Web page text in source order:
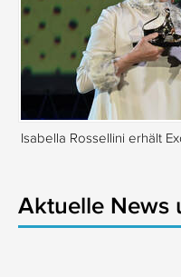
Isabella Rossellini erhält
Aktuelle News